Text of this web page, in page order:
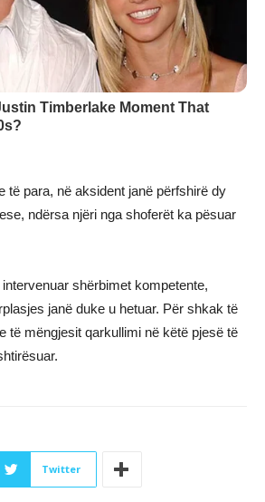
të para, në aksident janë përfshirë dy
ndërsa njëri nga shoferët ka pësuar
shërbimet kompetente,
janë duke u hetuar. Për shkak të
të mëngjesit qarkullimi në këtë pjesë të
Twitter